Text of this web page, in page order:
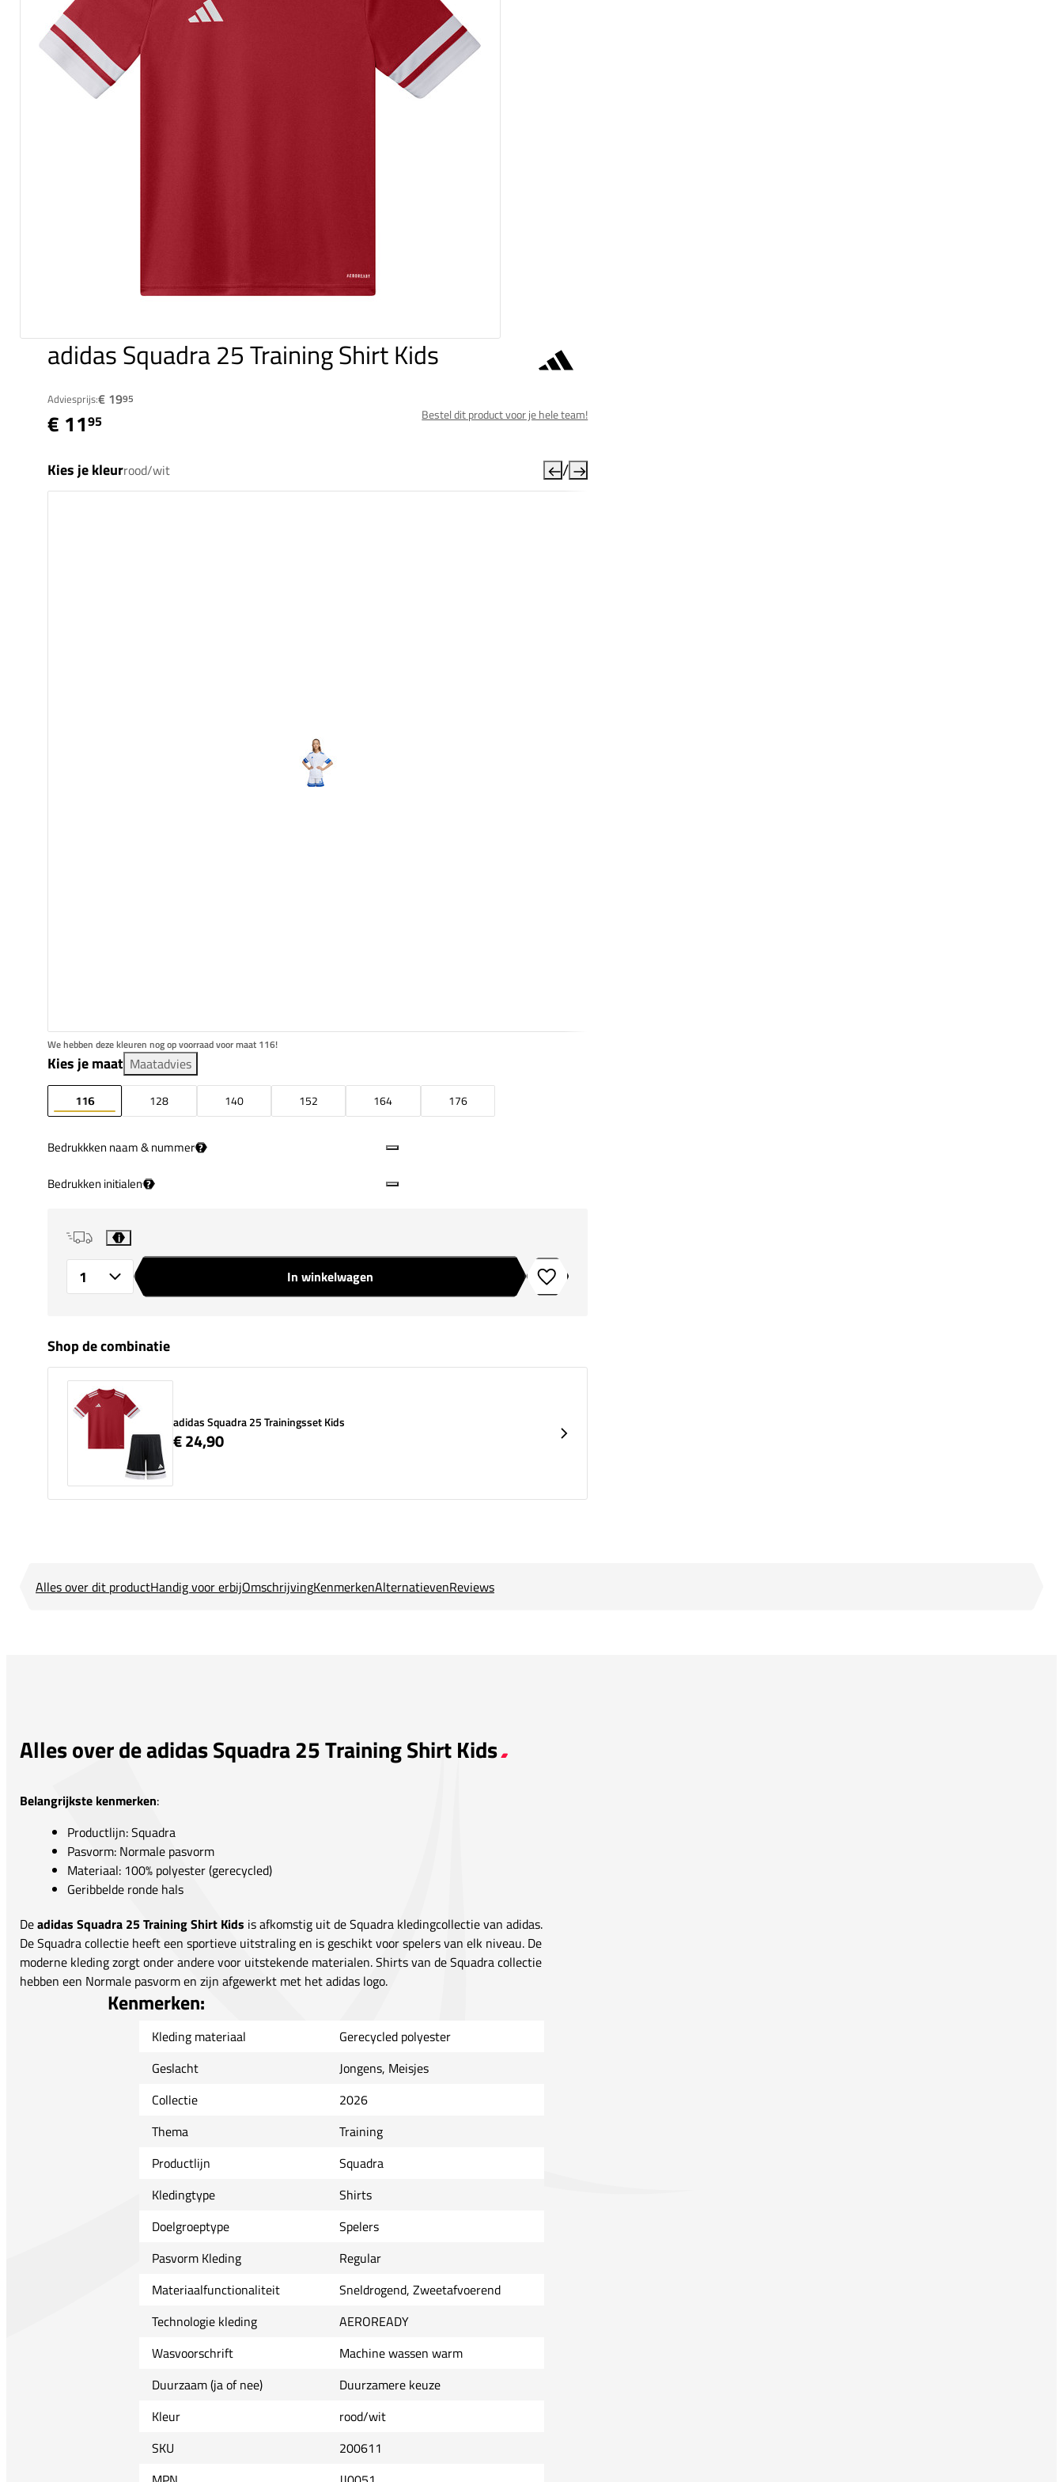
adidas Squadra 25 Training Shirt Kids
Adviesprijs:€ 1995
€ 1195 Bestel dit product voor je hele team!
Kies je kleurrood/wit /
We hebben deze kleuren nog op voorraad voor maat 116!
Kies je maat Maatadvies
116 128 140 152 164 176
Bedrukkken naam & nummer ?
Bedrukken initialen ?
i
In winkelwagen Toevoegen aan verlanglijstje
Shop de combinatie
adidas Squadra 25 Trainingsset Kids
€ 24,90
Alles over dit productHandig voor erbijOmschrijvingKenmerkenAlternatievenReviews
Alles over de adidas Squadra 25 Training Shirt Kids
Belangrijkste kenmerken:
Productlijn: Squadra
Pasvorm: Normale pasvorm
Materiaal: 100% polyester (gerecycled)
Geribbelde ronde hals
Deadidas Squadra 25 Training Shirt Kids is afkomstig uit de Squadra kledingcollectie van adidas.
De Squadra collectie heeft een sportieve uitstraling en is geschikt voor spelers van elk niveau. De
moderne kleding zorgt onder andere voor uitstekende materialen. Shirts van de Squadra collectie
hebben een Normale pasvorm en zijn afgewerkt met het adidas logo.
Kenmerken:
Kleding materiaal
Gerecycled polyester
Geslacht
Jongens, Meisjes
Collectie
2026
Thema
Training
Productlijn
Squadra
Kledingtype
Shirts
Doelgroeptype
Spelers
Pasvorm Kleding
Regular
Materiaalfunctionaliteit
Sneldrogend, Zweetafvoerend
Technologie kleding
AEROREADY
Wasvoorschrift
Machine wassen warm
Duurzaam (ja of nee)
Duurzamere keuze
Kleur
rood/wit
SKU
200611